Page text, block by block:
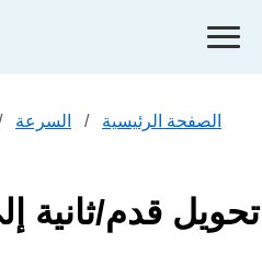
الصفحة الرئيسية السرعة
تحويل قدم/ثانية